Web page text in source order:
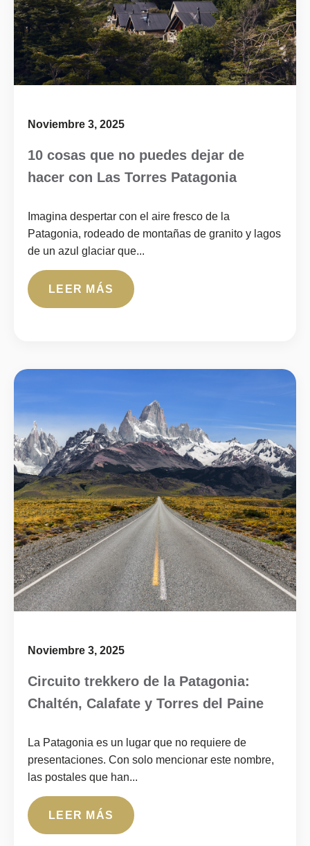
Noviembre 3, 2025
10 cosas que no puedes dejar de
hacer con Las Torres Patagonia
Imagina despertar con el aire fresco de la
Patagonia, rodeado de montañas de granito y lagos
de un azul glaciar que...
LEER MÁS
Noviembre 3, 2025
Circuito trekkero de la Patagonia:
Chaltén, Calafate y Torres del Paine
La Patagonia es un lugar que no requiere de
presentaciones. Con solo mencionar este nombre,
las postales que han...
LEER MÁS